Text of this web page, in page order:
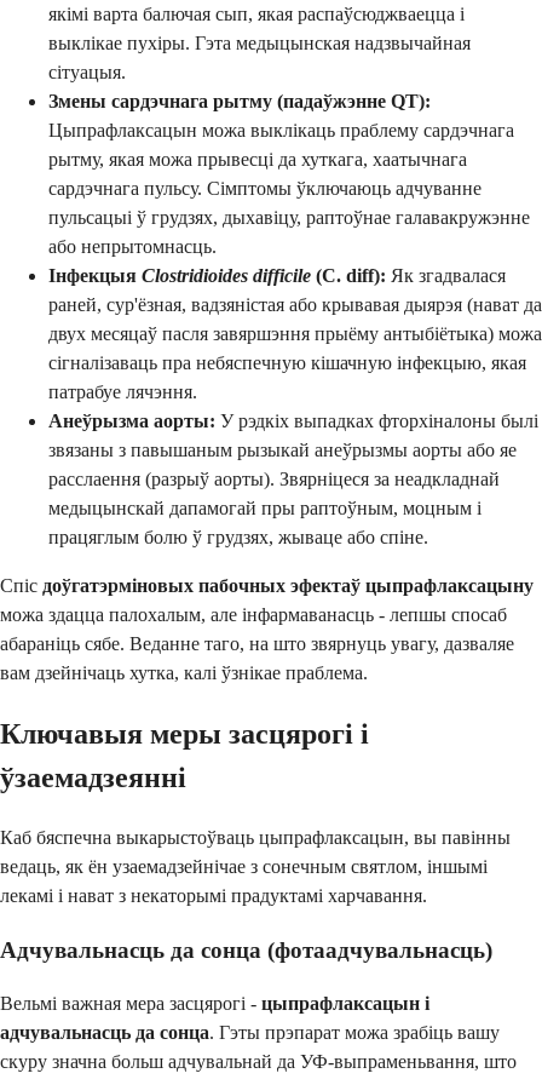
якімі варта балючая сып, якая распаўсюджваецца і
выклікае пухіры. Гэта медыцынская надзвычайная
сітуацыя.
Змены сардэчнага рытму (падаўжэнне QT):
Цыпрафлаксацын можа выклікаць праблему сардэчнага
рытму, якая можа прывесці да хуткага, хаатычнага
сардэчнага пульсу. Сімптомы ўключаюць адчуванне
пульсацыі ў грудзях, дыхавіцу, раптоўнае галавакружэнне
або непрытомнасць.
Інфекцыя Clostridioides difficile (C. diff): Як згадвалася
раней, сур'ёзная, вадзяністая або крывавая дыярэя (нават да
двух месяцаў пасля завяршэння прыёму антыбіётыка) можа
сігналізаваць пра небяспечную кішачную інфекцыю, якая
патрабуе лячэння.
Анеўрызма аорты: У рэдкіх выпадках фторхіналоны былі
звязаны з павышаным рызыкай анеўрызмы аорты або яе
расслаення (разрыў аорты). Звярніцеся за неадкладнай
медыцынскай дапамогай пры раптоўным, моцным і
працяглым болю ў грудзях, жываце або спіне.
Спіс доўгатэрміновых пабочных эфектаў цыпрафлаксацыну
можа здацца палохалым, але інфармаванасць - лепшы спосаб
абараніць сябе. Веданне таго, на што звярнуць увагу, дазваляе
вам дзейнічаць хутка, калі ўзнікае праблема.
Ключавыя меры засцярогі і
ўзаемадзеянні
Каб бяспечна выкарыстоўваць цыпрафлаксацын, вы павінны
ведаць, як ён узаемадзейнічае з сонечным святлом, іншымі
лекамі і нават з некаторымі прадуктамі харчавання.
Адчувальнасць да сонца (фотаадчувальнасць)
Вельмі важная мера засцярогі - цыпрафлаксацын і
адчувальнасць да сонца. Гэты прэпарат можа зрабіць вашу
скуру значна больш адчувальнай да УФ-выпраменьвання, што